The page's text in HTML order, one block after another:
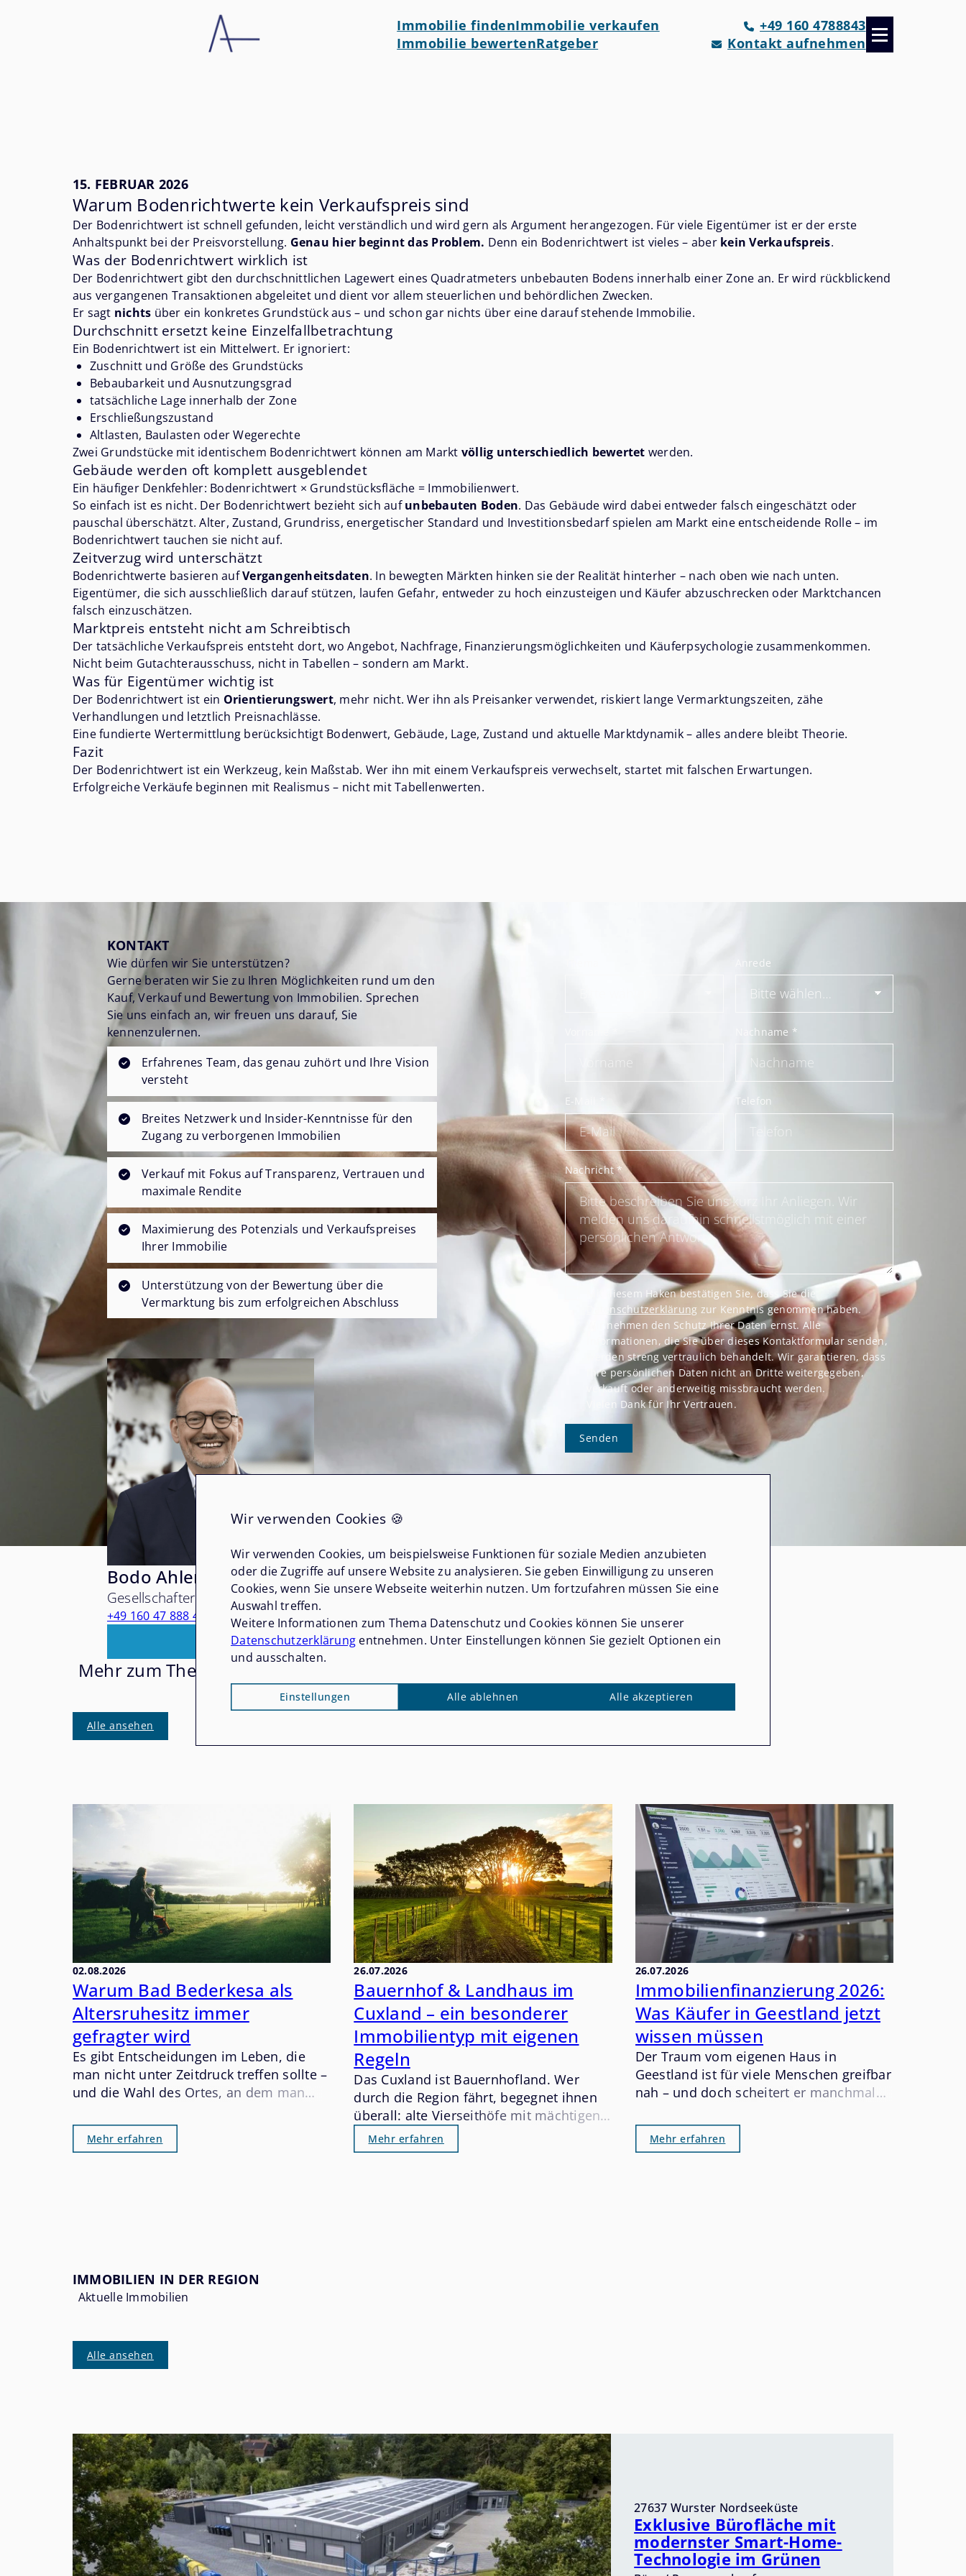
Immobilie findenImmobilie verkaufen
Immobilie bewertenRatgeber
+49 160 4788843
Kontakt aufnehmen
15. FEBRUAR 2026
Warum Bodenrichtwerte kein Verkaufspreis sind
Der Bodenrichtwert ist schnell gefunden, leicht verständlich und wird gern als Argument herangezogen. Für viele Eigentümer ist er der erste
Anhaltspunkt bei der Preisvorstellung. Genau hier beginnt das Problem. Denn ein Bodenrichtwert ist vieles – aber kein Verkaufspreis.
Was der Bodenrichtwert wirklich ist
Der Bodenrichtwert gibt den durchschnittlichen Lagewert eines Quadratmeters unbebauten Bodens innerhalb einer Zone an. Er wird rückblickend
aus vergangenen Transaktionen abgeleitet und dient vor allem steuerlichen und behördlichen Zwecken.
Er sagt nichts über ein konkretes Grundstück aus – und schon gar nichts über eine darauf stehende Immobilie.
Durchschnitt ersetzt keine Einzelfallbetrachtung
Ein Bodenrichtwert ist ein Mittelwert. Er ignoriert:
Zuschnitt und Größe des Grundstücks
Bebaubarkeit und Ausnutzungsgrad
tatsächliche Lage innerhalb der Zone
Erschließungszustand
Altlasten, Baulasten oder Wegerechte
Zwei Grundstücke mit identischem Bodenrichtwert können am Markt völlig unterschiedlich bewertet werden.
Gebäude werden oft komplett ausgeblendet
Ein häufiger Denkfehler: Bodenrichtwert × Grundstücksfläche = Immobilienwert.
So einfach ist es nicht. Der Bodenrichtwert bezieht sich aufunbebauten Boden. Das Gebäude wird dabei entweder falsch eingeschätzt oder
pauschal überschätzt. Alter, Zustand, Grundriss, energetischer Standard und Investitionsbedarf spielen am Markt eine entscheidende Rolle – im
Bodenrichtwert tauchen sie nicht auf.
Zeitverzug wird unterschätzt
Bodenrichtwerte basieren aufVergangenheitsdaten. In bewegten Märkten hinken sie der Realität hinterher – nach oben wie nach unten.
Eigentümer, die sich ausschließlich darauf stützen, laufen Gefahr, entweder zu hoch einzusteigen und Käufer abzuschrecken oder Marktchancen
falsch einzuschätzen.
Marktpreis entsteht nicht am Schreibtisch
Der tatsächliche Verkaufspreis entsteht dort, wo Angebot, Nachfrage, Finanzierungsmöglichkeiten und Käuferpsychologie zusammenkommen.
Nicht beim Gutachterausschuss, nicht in Tabellen – sondern am Markt.
Was für Eigentümer wichtig ist
Der Bodenrichtwert ist ein Orientierungswert, mehr nicht. Wer ihn als Preisanker verwendet, riskiert lange Vermarktungszeiten, zähe
Verhandlungen und letztlich Preisnachlässe.
Eine fundierte Wertermittlung berücksichtigt Bodenwert, Gebäude, Lage, Zustand und aktuelle Marktdynamik – alles andere bleibt Theorie.
Fazit
Der Bodenrichtwert ist ein Werkzeug, kein Maßstab. Wer ihn mit einem Verkaufspreis verwechselt, startet mit falschen Erwartungen.
Erfolgreiche Verkäufe beginnen mit Realismus – nicht mit Tabellenwerten.
KONTAKT
Wie dürfen wir Sie unterstützen?
Gerne beraten wir Sie zu Ihren Möglichkeiten rund um den
Kauf, Verkauf und Bewertung von Immobilien. Sprechen
Sie uns einfach an, wir freuen uns darauf, Sie
kennenzulernen.
Erfahrenes Team, das genau zuhört und Ihre Vision
versteht
Breites Netzwerk und Insider-Kenntnisse für den
Zugang zu verborgenen Immobilien
Verkauf mit Fokus auf Transparenz, Vertrauen und
maximale Rendite
Maximierung des Potenzials und Verkaufspreises
Ihrer Immobilie
Unterstützung von der Bewertung über die
Vermarktung bis zum erfolgreichen Abschluss
Bodo Ahlers
Gesellschafter
+49 160 47 888 43
Anrede
Nachname *
E-Mail Telefon
Nachricht*
Mit diesem Haken bestätigen Sie, dass Sie die
Datenschutzerklärung zur Kenntnis genommen haben.
Wir nehmen den Schutz Ihrer Daten ernst. Alle
Informationen, die Sie über dieses Kontaktformular senden,
werden streng vertraulich behandelt. Wir garantieren, dass
Ihre persönlichen Daten nicht an Dritte weitergegeben,
verkauft oder anderweitig missbraucht werden.
Vielen Dank für Ihr Vertrauen.
Senden
Mehr zum Thema
Alle ansehen
02.08.2026
Warum Bad Bederkesa als
Altersruhesitz immer
gefragter wird
Es gibt Entscheidungen im Leben, die
man nicht unter Zeitdruck treffen sollte –
und die Wahl des Ortes, an dem man
Lebensabschnitt verbringen möchte,
gehört zweifellos dazu. Bad Bederkesa
Mehr erfahren
26.07.2026
Bauernhof & Landhaus im
Cuxland – ein besonderer
Immobilientyp mit eigenen
Regeln
Das Cuxland ist Bauernhofland. Wer
durch die Region fährt, begegnet ihnen
überall: alte Vierseithöfe mit mächtigen
Eichenbalken, weitläufige
Reetdachhäuser inmitten von Wiesen,
Mehr erfahren
26.07.2026
Immobilienfinanzierung 2026:
Was Käufer in Geestland jetzt
wissen müssen
Der Traum vom eigenen Haus in
Geestland ist für viele Menschen greifbar
nah – und doch scheitert er manchmal
der Finanzierung. Dabei ist eine solide
Finanzierung kein Hexenwerk, wenn man
Mehr erfahren
IMMOBILIEN IN DER REGION
Aktuelle Immobilien
Alle ansehen
27637 Wurster Nordseeküste
Exklusive Bürofläche mit
modernster Smart-Home-
Technologie im Grünen
Wir verwenden Cookies 🍪
Wir verwenden Cookies, um beispielsweise Funktionen für soziale Medien anzubieten
oder die Zugriffe auf unsere Website zu analysieren. Sie geben Einwilligung zu unseren
Cookies, wenn Sie unsere Webseite weiterhin nutzen. Um fortzufahren müssen Sie eine
Auswahl treffen.
Weitere Informationen zum Thema Datenschutz und Cookies können Sie unserer
Datenschutzerklärung entnehmen. Unter Einstellungen können Sie gezielt Optionen ein
und ausschalten.
Einstellungen Alle ablehnen Alle akzeptieren